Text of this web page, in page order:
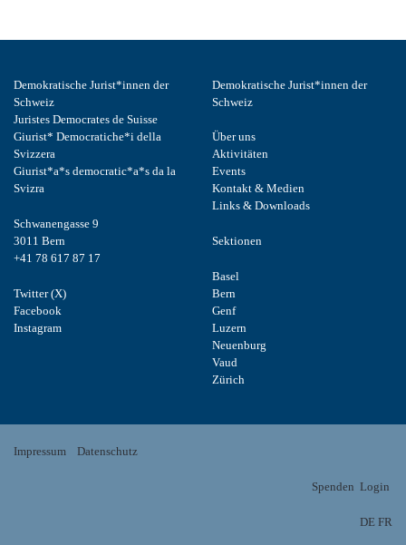
Demokratische Jurist*innen der
Schweiz
Juristes Democrates de Suisse
Giurist* Democratiche*i della
Svizzera
Giurist*a*s democratic*a*s da la
Svizra
Schwanengasse 9
3011 Bern
+41 78 617 87 17
Twitter (X)
Facebook
Instagram
Demokratische Jurist*innen der
Schweiz
Über uns
Aktivitäten
Events
Kontakt & Medien
Links & Downloads
Sektionen
Basel
Bern
Genf
Luzern
Neuenburg
Vaud
Zürich
Impressum Datenschutz
Spenden Login
DE FR